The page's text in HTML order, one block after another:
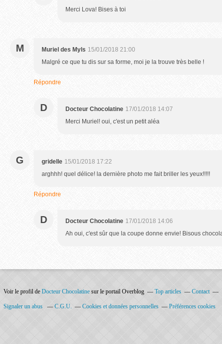
Merci Lova! Bises à toi
M Muriel des Myls 15/01/2018 21:00
Malgré ce que tu dis sur sa forme, moi je la trouve très belle !
Répondre
D Docteur Chocolatine 17/01/2018 14:07
Merci Muriel! oui, c'est un petit aléa
G gridelle 15/01/2018 17:22
arghhh! quel délice! la dernière photo me fait briller les yeux!!!!!
Répondre
D Docteur Chocolatine 17/01/2018 14:06
Ah oui, c'est sûr que la coupe donne envie! Bisous
Voir le profil de Docteur Chocolatine sur le portail Overblog Top articles Contact
Signaler un abus C.G.U. Cookies et données personnelles Préférences cookies